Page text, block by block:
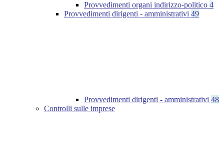
Provvedimenti organi indirizzo-politico 4
Provvedimenti dirigenti - amministrativi 49
Provvedimenti dirigenti - amministrativi 48
Controlli sulle imprese